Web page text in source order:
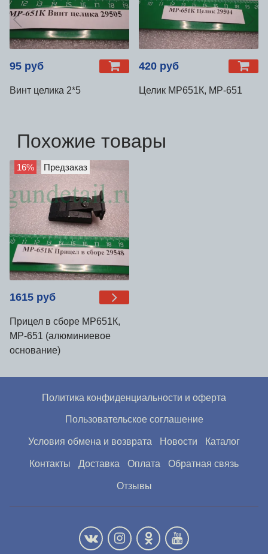
95 руб
Винт целика 2*5
420 руб
Целик МР651К, МР-651
Похожие товары
16% Предзаказ
1615 руб
Прицел в сборе МР651К,
МР-651 (алюминиевое
основание)
Политика конфиденциальности и оферта
Пользовательское соглашение
Условия обмена и возврата Новости Каталог
Контакты Доставка Оплата Обратная связь
Отзывы